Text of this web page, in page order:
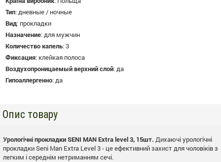
Тип:дневные / ночные
Вид: прокладки
Назначение:для мужчин
Количество капель:3
Фиксация: клейкая полоса
Воздухопроницаемый верхний слой:да
Гипоаллергенно:да
Опис товару
Урологічні прокладки SENI MAN Extra level 3, 15шт. Дихаючі урологічні
прокладки Seni Man Extra Level 3 - це ефективний захист для чоловіків з
легким і середнім нетриманням сечі.